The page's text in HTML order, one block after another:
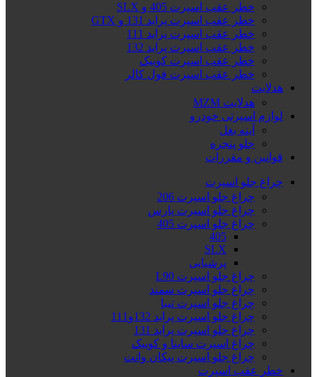
خطر عقب اسپرت 405 و SLX
خطر عقب اسپرت پراید 131 و GTX
خطر عقب اسپرت پراید 111
خطر عقب اسپرت پراید 132
خطر عقب اسپرت کوییک
خطر عقب اسپرت فول کالر
هدلایت
هدلایت MZM
لوازم اسپرتی خودرو
آینه بغل
جلو پنجره
قوانین و مقررات
چراغ جلو اسپرت
چراغ جلو اسپرت 206
چراغ جلو اسپرت پارس
چراغ جلو اسپرت 405
405
SLX
پرشیایی
چراغ جلو اسپرت L90
چراغ جلو اسپرت سمند
چراغ جلو اسپرت تیبا
چراغ جلو اسپرت پراید 132و111
چراغ جلو اسپرت پراید 131
چراغ اسپرت ساینا و کوییک
چراغ جلو اسپرت پیکان وانت
خطر عقب اسپرت